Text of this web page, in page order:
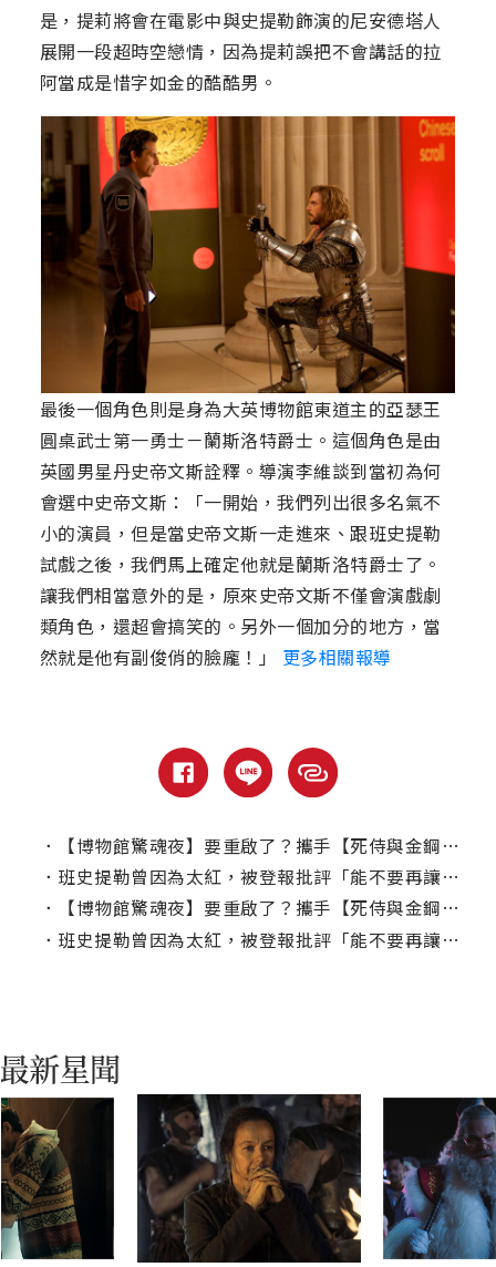
是，提莉將會在電影中與史提勒飾演的尼安德塔人
展開一段超時空戀情，因為提莉誤把不會講話的拉
阿當成是惜字如金的酷酷男。
最後一個角色則是身為大英博物館東道主的亞瑟王
圓桌武士第一勇士－蘭斯洛特爵士。這個角色是由
英國男星丹史帝文斯詮釋。導演李維談到當初為何
會選中史帝文斯：「一開始，我們列出很多名氣不
小的演員，但是當史帝文斯一走進來、跟班史提勒
試戲之後，我們馬上確定他就是蘭斯洛特爵士了。
讓我們相當意外的是，原來史帝文斯不僅會演戲劇
類角色，還超會搞笑的。另外一個加分的地方，當
然就是他有副俊俏的臉龐！」 更多相關報導
．
【博物館驚魂夜】要重啟了？攜手【死侍與金鋼狼】製片團隊！
． 班史提勒曾因為太紅，被登報批評「能不要再讓他演喜劇了嗎？」
．
【博物館驚魂夜】要重啟了？攜手【死侍與金鋼狼】製片團隊！
． 班史提勒曾因為太紅，被登報批評「能不要再讓他演喜劇了嗎？」